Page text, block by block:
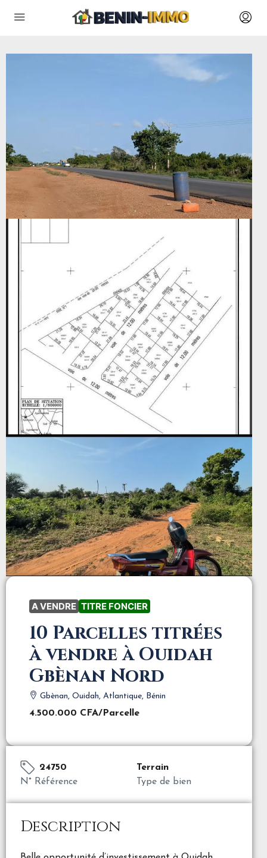
A VENDRE TITRE FONCIER
10 Parcelles titrées
à vendre à Ouidah
Gbènan Nord
Gbènan, Ouidah, Atlantique, Bénin
4.500.000 CFA/Parcelle
24750
N° Référence
Terrain
Type de bien
Description